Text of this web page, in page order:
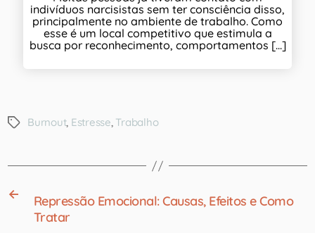
indivíduos narcisistas sem ter consciência disso,
principalmente no ambiente de trabalho. Como
esse é um local competitivo que estimula a
busca por reconhecimento, comportamentos [...]
Burnout, Estresse, Trabalho
←
Repressão Emocional: Causas, Efeitos e Como
Tratar